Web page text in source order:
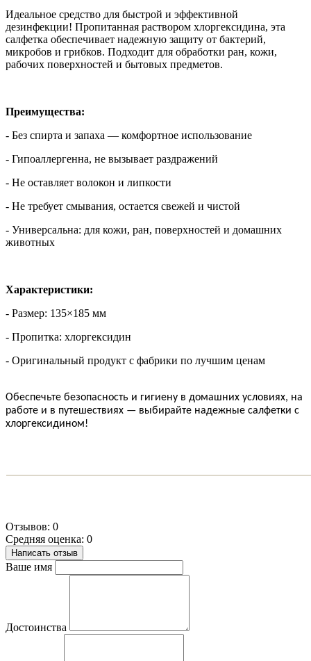
Идеальное средство для быстрой и эффективной
дезинфекции! Пропитанная раствором хлоргексидина, эта
салфетка обеспечивает надежную защиту от бактерий,
микробов и грибков. Подходит для обработки ран, кожи,
рабочих поверхностей и бытовых предметов.
Преимущества:
- Без спирта и запаха — комфортное использование
- Гипоаллергенна, не вызывает раздражений
- Не оставляет волокон и липкости
- Не требует смывания, остается свежей и чистой
- Универсальна: для кожи, ран, поверхностей и домашних
животных
Характеристики:
- Размер: 135×185 мм
- Пропитка: хлоргексидин
- Оригинальный продукт с фабрики по лучшим ценам
Обеспечьте безопасность и гигиену в домашних условиях, на
работе и в путешествиях — выбирайте надежные салфетки с
хлоргексидином!
Отзывов: 0
Средняя оценка: 0
Написать отзыв
Ваше имя
Достоинства